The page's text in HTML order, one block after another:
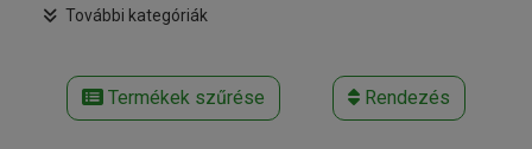
További kategóriák
Termékek szűrése Rendezés